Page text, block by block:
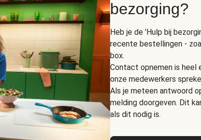
bezorging?
Heb je de 'Hulp bij
recente bestellingen -
box.
Contact opnemen is heel
onze medewerkers
Als je meteen antwoord
melding doorgeven. Dit
als dit nodig is.